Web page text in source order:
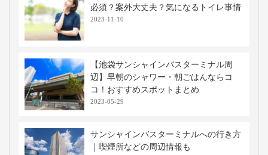
必須？案外大丈夫？気になるトイレ事情
2023-11-10
【池袋サンシャインバスターミナル周
辺】早朝のシャワー・朝ごはんならコ
コ！おすすめスポットまとめ
2023-05-29
サンシャインバスターミナルへの行き方
｜喫煙所などの周辺情報も